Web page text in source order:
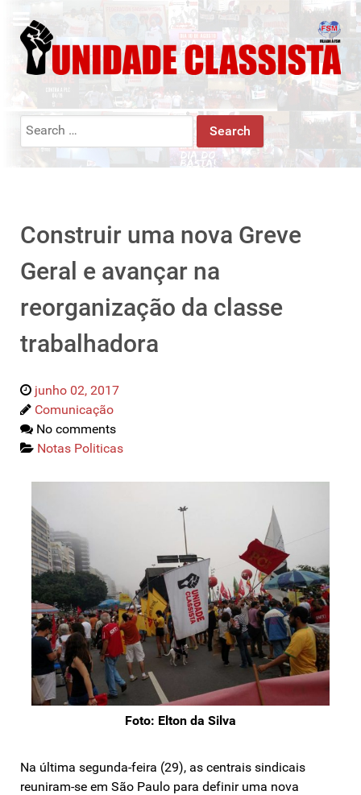
Search
Construir uma nova Greve
Geral e avançar na
reorganização da classe
trabalhadora
junho 02, 2017
Comunicação
No comments
Notas Politicas
Foto: Elton da Silva
Na última segunda-feira (29), as centrais sindicais
reuniram-se em São Paulo para definir uma nova